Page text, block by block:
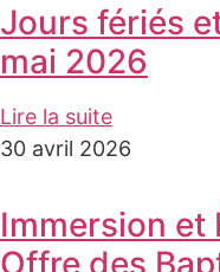
Jours fériés
mai 2026
Lire la suite
30 avril 2026
Immersion et
Offre des